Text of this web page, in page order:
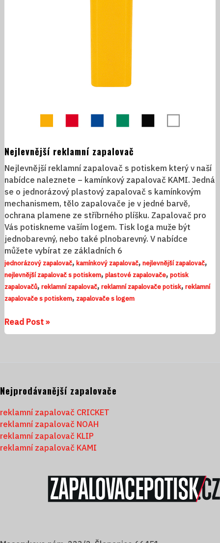
Nejlevnější reklamní zapalovač
Nejlevnější reklamní zapalovač s potiskem který v naší
nabídce naleznete – kamínkový zapalovač KAMI. Jedná
se o jednorázový plastový zapalovač s kamínkovým
mechanismem, tělo zapalovače je v jedné barvě,
ochrana plamene ze stříbrného plíšku. Zapalovač pro
Vás potiskneme vaším logem. Tisk loga muže být
jednobarevný, nebo také plnobarevný. V nabídce
můžete vybírat ze základních 6
jednorázový zapalovač, kamínkový zapalovač, nejlevnější zapalovač,
nejlevnější zapalovač s potiskem, plastové zapalovače, potisk
zapalovačů, reklamní zapalovač, reklamní zapalovače potisk, reklamní
zapalovače s potiskem, zapalovače s logem
Read Post »
Nejprodávanější zapalovače
reklamní zapalovač CRICKET
reklamní zapalovač NOAH
reklamní zapalovač KLIP
reklamní zapalovač KAMI